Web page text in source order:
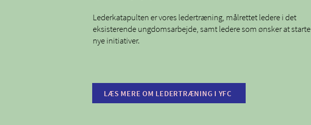
Lederkatapulten er vores ledertræning, målrettet ledere i det
eksisterende ungdomsarbejde, samt ledere som ønsker at starte
nye initiativer.
LÆS MERE OM LEDERTRÆNING I YFC